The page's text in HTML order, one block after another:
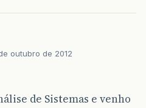
outubro de 2012
de Sistemas e venho